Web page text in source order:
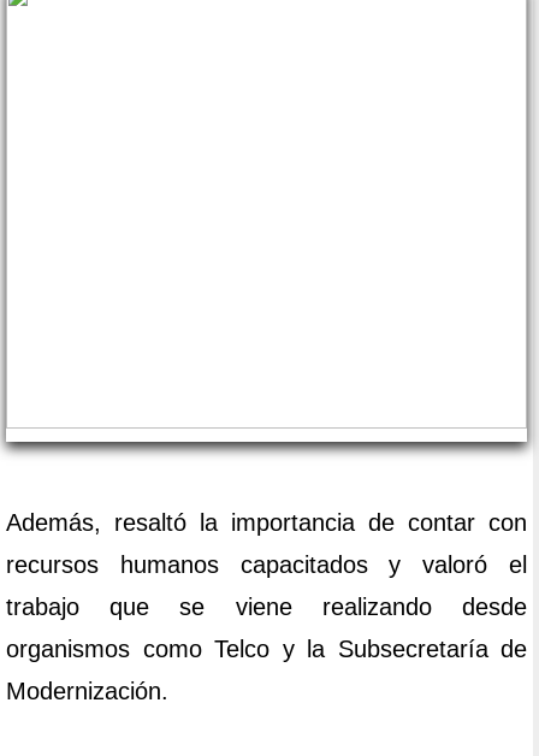
Además, resaltó la importancia de contar con
recursos humanos capacitados y valoró el
trabajo que se viene realizando desde
organismos como Telco y la Subsecretaría de
Modernización.